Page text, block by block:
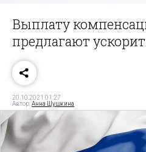
Выплату
предлагают
20.10.2021 01:27
Автор:Анна Шушкина